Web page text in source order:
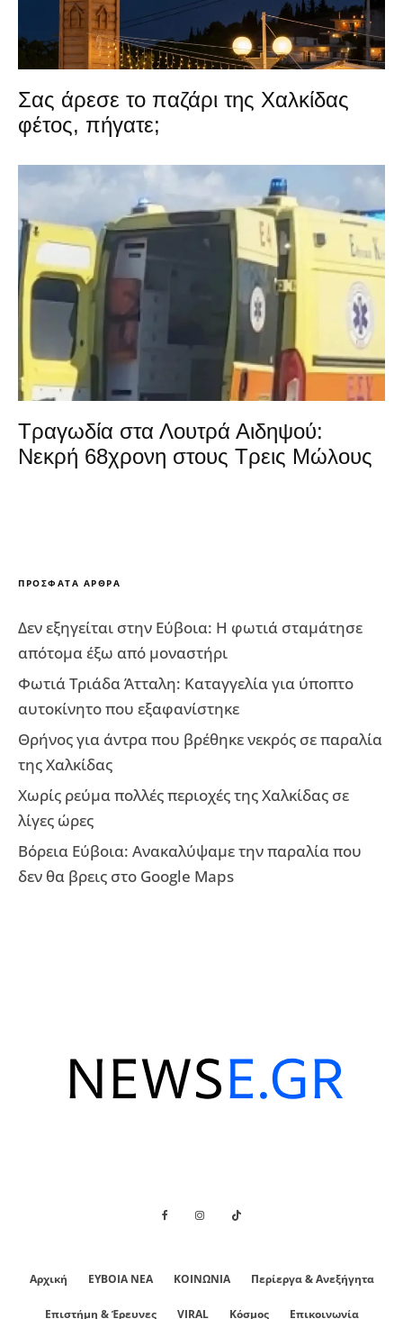
Σας άρεσε το παζάρι της Χαλκίδας
φέτος, πήγατε;
Τραγωδία στα Λουτρά Αιδηψού:
Νεκρή 68χρονη στους Τρεις Μώλους
ΠΡΌΣΦΑΤΑ ΆΡΘΡΑ
Δεν εξηγείται στην Εύβοια: Η φωτιά σταμάτησε
απότομα έξω από μοναστήρι
Φωτιά Τριάδα Άτταλη: Καταγγελία για ύποπτο
αυτοκίνητο που εξαφανίστηκε
Θρήνος για άντρα που βρέθηκε νεκρός σε παραλία
της Χαλκίδας
Χωρίς ρεύμα πολλές περιοχές της Χαλκίδας σε
λίγες ώρες
Βόρεια Εύβοια: Ανακαλύψαμε την παραλία που
δεν θα βρεις στο Google Maps
Αρχική ΕΥΒΟΙΑ ΝΕΑ ΚΟΙΝΩΝΙΑ Περίεργα & Ανεξήγητα
Επιστήμη & Έρευνες VIRAL Κόσμος Επικοινωνία